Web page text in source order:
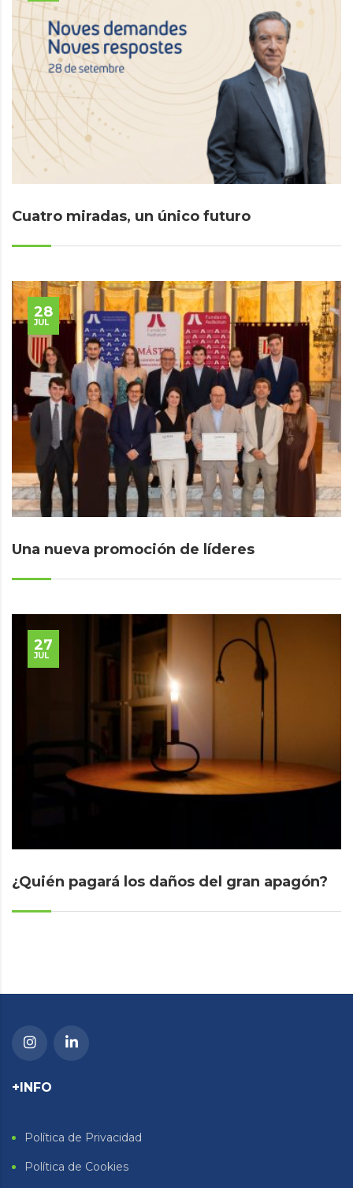
Cuatro miradas, un único futuro
28
JUL
Una nueva promoción de líderes
27
JUL
¿Quién pagará los daños del gran apagón?
+INFO
Política de Privacidad
Política de Cookies